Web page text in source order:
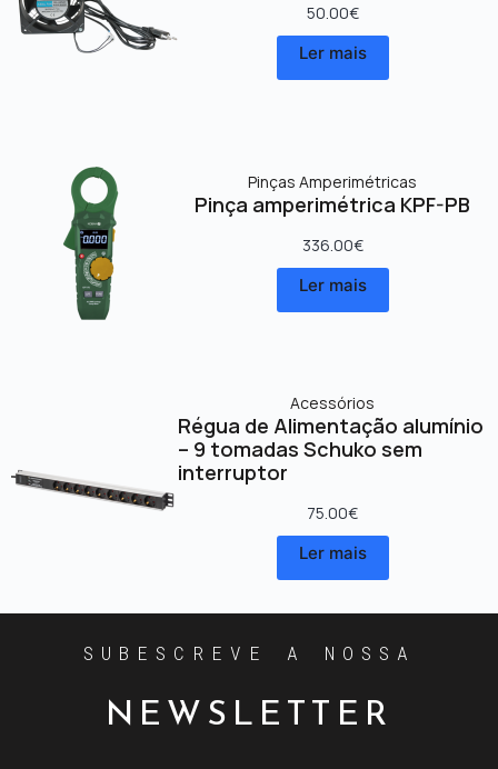
50.00€
Ler mais
Pinças Amperimétricas
Pinça amperimétrica KPF-PB
336.00€
Ler mais
Acessórios
Régua de Alimentação alumínio
– 9 tomadas Schuko sem
interruptor
75.00€
Ler mais
SUBESCREVE A NOSSA
NEWSLETTER